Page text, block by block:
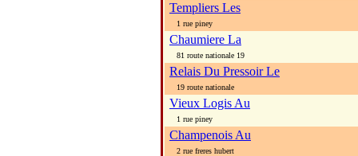
Templiers Les
1 rue piney
Chaumiere La
81 route nationale 19
Relais Du Pressoir Le
19 route nationale
Vieux Logis Au
1 rue piney
Champenois Au
2 rue freres hubert